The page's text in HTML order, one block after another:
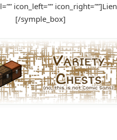
icon_left=””
[/symple_box]